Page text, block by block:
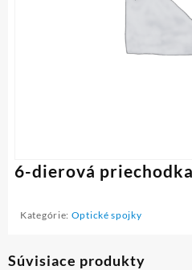
6-dierová
Kategórie: Optické spojky
Súvisiace produkty